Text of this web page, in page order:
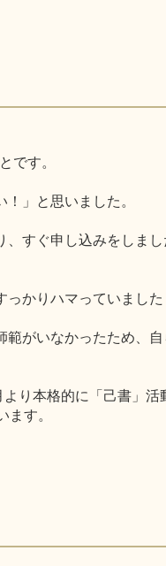
です。
」と思いました。
すぐ申し込みをしまし
かりハマっていました
範がいなかったため、
り本格的に「己書」活
す。